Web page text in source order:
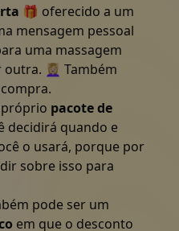
🎁 oferecido a um
mensagem pessoal
uma massagem
💆🏼‍♀️ Também
próprio pacote de
decidirá quando e
o usará, porque por
sobre isso para
pode ser um
em que o desconto